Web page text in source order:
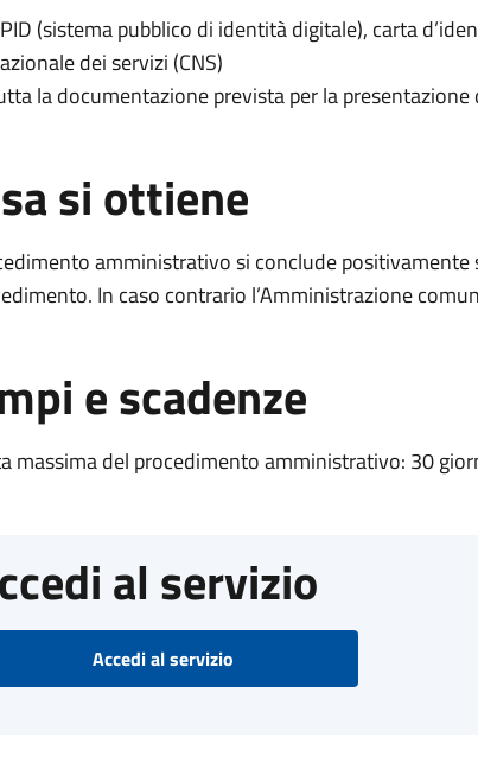
(sistema pubblico di identità digitale), carta
dei servizi (CNS)
la documentazione prevista per la presentazione
si ottiene
amministrativo si conclude positivamente
In caso contrario l’Amministrazione
e scadenze
massima del procedimento amministrativo: 30
al servizio
Accedi al servizio